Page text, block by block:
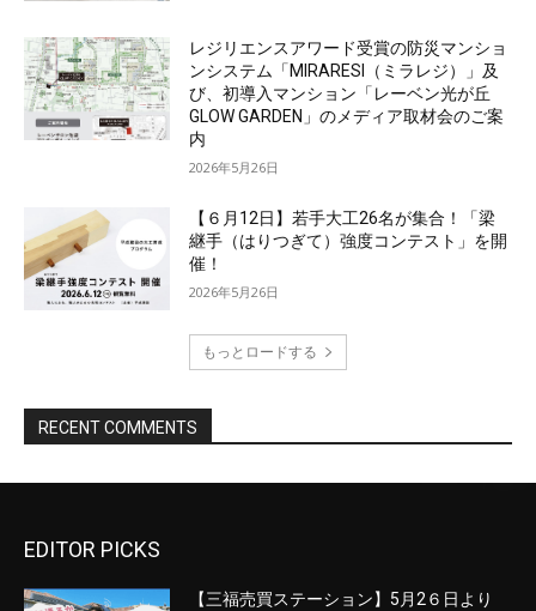
EDITOR PICKS
【三福売買ステーション】5月2６日より